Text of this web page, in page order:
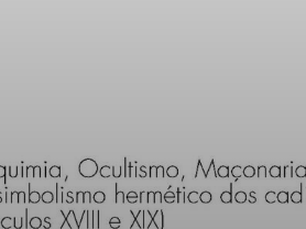
también.
obras